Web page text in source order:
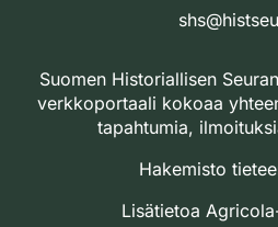
Suomen Historiallisen
verkkoportaali kokoaa
tapahtumia,
Hakemisto
Lisätietoa